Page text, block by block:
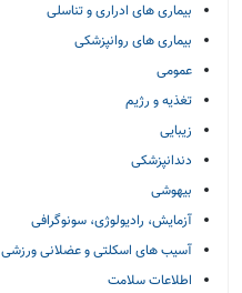
بیماری های ادراری و تناسلی
بیماری های روانپزشکی
عمومی
تغذیه و رژیم
زیبایی
دندانپزشکی
بیهوشی
آزمایش، رادیولوژی، سونوگرافی
آسیب های اسکلتی و عضلانی ورزشی
اطلاعات سلامت